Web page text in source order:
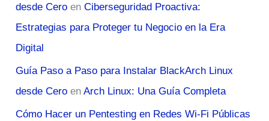
desde Cero enCiberseguridad Proactiva:
Estrategias para Proteger tu Negocio en la Era
Digital
Guía Paso a Paso para Instalar BlackArch Linux
desde Cero enArch Linux: Una Guía Completa
Cómo Hacer un Pentesting en Redes Wi-Fi Públicas